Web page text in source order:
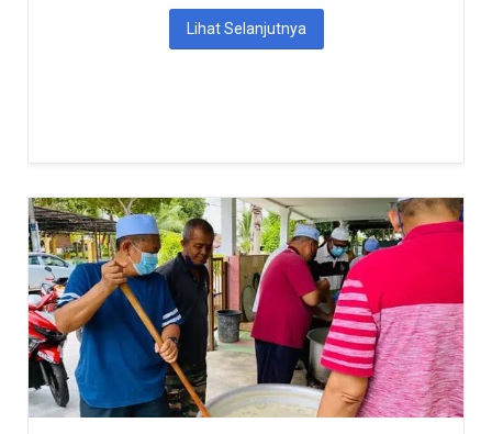
Lihat Selanjutnya